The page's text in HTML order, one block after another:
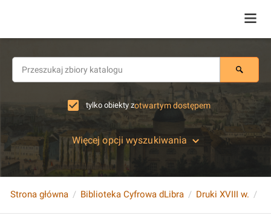
tylko obiekty zotwartym dostępem
Więcej opcji wyszukiwania
Strona główna Biblioteka Cyfrowa dLibra Druki XVIII w.